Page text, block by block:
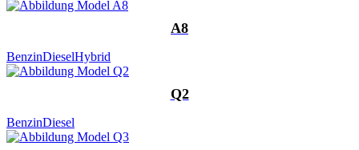
A8
BenzinDieselHybrid
Q2
BenzinDiesel